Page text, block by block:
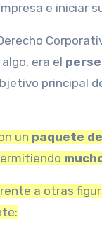
e iniciar
era el
principal
un paquete
a otras